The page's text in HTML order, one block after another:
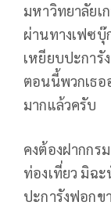
มหาวิทยาลัยเ
ผ่านทางเฟซบุ๊
เหยียบปะการั
ตอนนี้พวกเธ
มากแล้วครับ
คงต้องฝากก
ท่องเที่ยว มิฉ
ปะการังฟอกข